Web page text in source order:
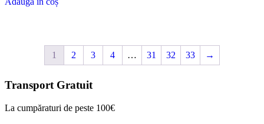
1 2 3 4 … 31 32 33 →
Transport Gratuit
La cumpăraturi de peste 100€